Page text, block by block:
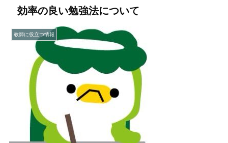
効率の良い勉強法について
教師に役立つ情報